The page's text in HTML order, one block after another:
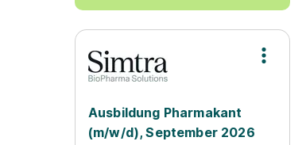
Ausbildung Pharmakant
(m/w/d), September 2026